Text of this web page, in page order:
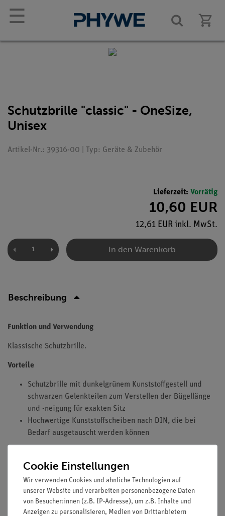
☰
Schutzbrille "classic" - OneSize,
Unisex
Artikel-Nr.: 39316-00 | Typ: Geräte & Zubehör
Lieferzeit: Vorrätig
10,60 EUR
12,61 EUR inkl. MwSt.
In den Warenkorb
Beschreibung
Funktion und Verwendung
Klassische Schutzbrille.
Vorteile
Schutzbrille mit dunkelgrünem Kunststoffgestell und
schwarzen Gelenkteilen zum Verstellen der Bügellänge
und -neigung für exakten Sitz
Hochwertige Kunststoffscheiben nach DIN, die bei
Bedarf ausgetauscht werden können
Versandkostenfrei ab 300,- €
Cookie Einstellungen
Wir verwenden Cookies und ähnliche Technologien auf
unserer Website und verarbeiten personenbezogene Daten
von Besucher:innen (z.B. IP-Adresse), um z.B. Inhalte und
Anzeigen zu personalisieren, Medien von Drittanbietern